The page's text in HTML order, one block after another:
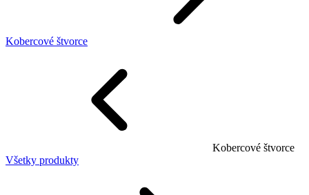
Kobercové štvorce
Kobercové štvorce
Všetky produkty